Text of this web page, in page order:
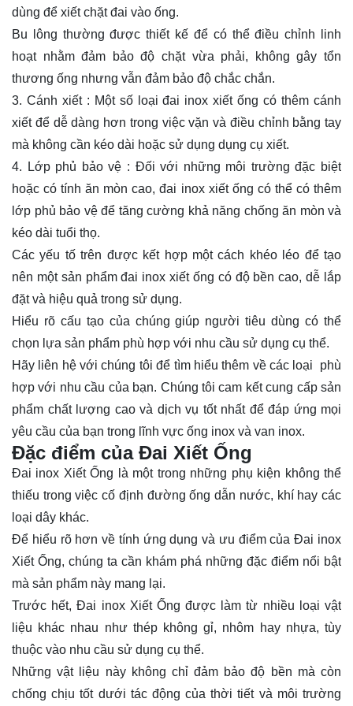
dùng để xiết chặt đai vào ống.
Bu lông thường được thiết kế để có thể điều chỉnh linh
hoạt nhằm đảm bảo độ chặt vừa phải, không gây tổn
thương ống nhưng vẫn đảm bảo độ chắc chắn.
3. Cánh xiết : Một số loại đai inox xiết ống có thêm cánh
xiết để dễ dàng hơn trong việc vặn và điều chỉnh bằng tay
mà không cần kéo dài hoặc sử dụng dụng cụ xiết.
4. Lớp phủ bảo vệ : Đối với những môi trường đặc biệt
hoặc có tính ăn mòn cao, đai inox xiết ống có thể có thêm
lớp phủ bảo vệ để tăng cường khả năng chống ăn mòn và
kéo dài tuổi thọ.
Các yếu tố trên được kết hợp một cách khéo léo để tạo
nên một sản phẩm đai inox xiết ống có độ bền cao, dễ lắp
đặt và hiệu quả trong sử dụng.
Hiểu rõ cấu tạo của chúng giúp người tiêu dùng có thể
chọn lựa sản phẩm phù hợp với nhu cầu sử dụng cụ thể.
Hãy liên hệvới chúng tôi để tìm hiểu thêm về các loại phù
hợp với nhu cầu của bạn. Chúng tôi cam kết cung cấp sản
phẩm chất lượng cao và dịch vụ tốt nhất để đáp ứng mọi
yêu cầu của bạn trong lĩnh vực ống inox và van inox.
Đặc điểm của Đai Xiết Ống
Đai inox Xiết Ống là một trong những phụ kiện không thể
thiếu trong việc cố định đường ống dẫn nước, khí hay các
loại dây khác.
Để hiểu rõ hơn về tính ứng dụng và ưu điểm của Đai inox
Xiết Ống, chúng ta cần khám phá những đặc điểm nổi bật
mà sản phẩm này mang lại.
Trước hết, Đai inox Xiết Ống được làm từ nhiều loại vật
liệu khác nhau như thép không gỉ, nhôm hay nhựa, tùy
thuộc vào nhu cầu sử dụng cụ thể.
Những vật liệu này không chỉ đảm bảo độ bền mà còn
chống chịu tốt dưới tác động của thời tiết và môi trường